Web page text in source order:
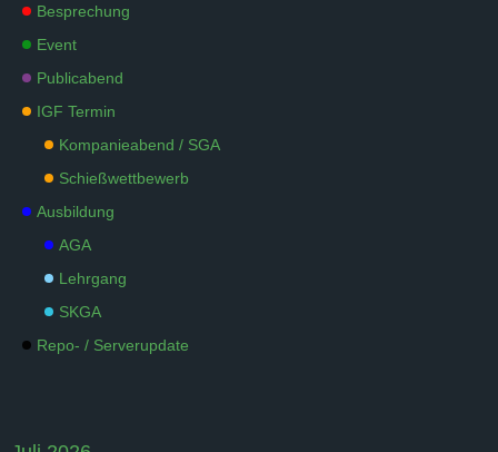
Besprechung
Event
Publicabend
IGF Termin
Kompanieabend / SGA
Schießwettbewerb
Ausbildung
AGA
Lehrgang
SKGA
Repo- / Serverupdate